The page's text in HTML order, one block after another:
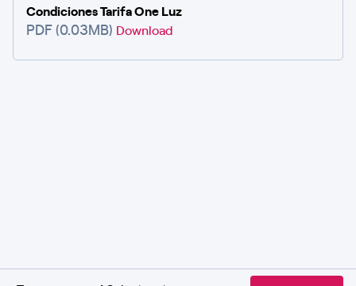
Condiciones Tarifa One Luz
PDF (0.03MB) Download